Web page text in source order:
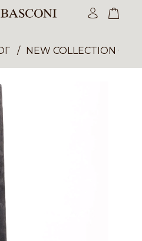
NEW COLLECTION